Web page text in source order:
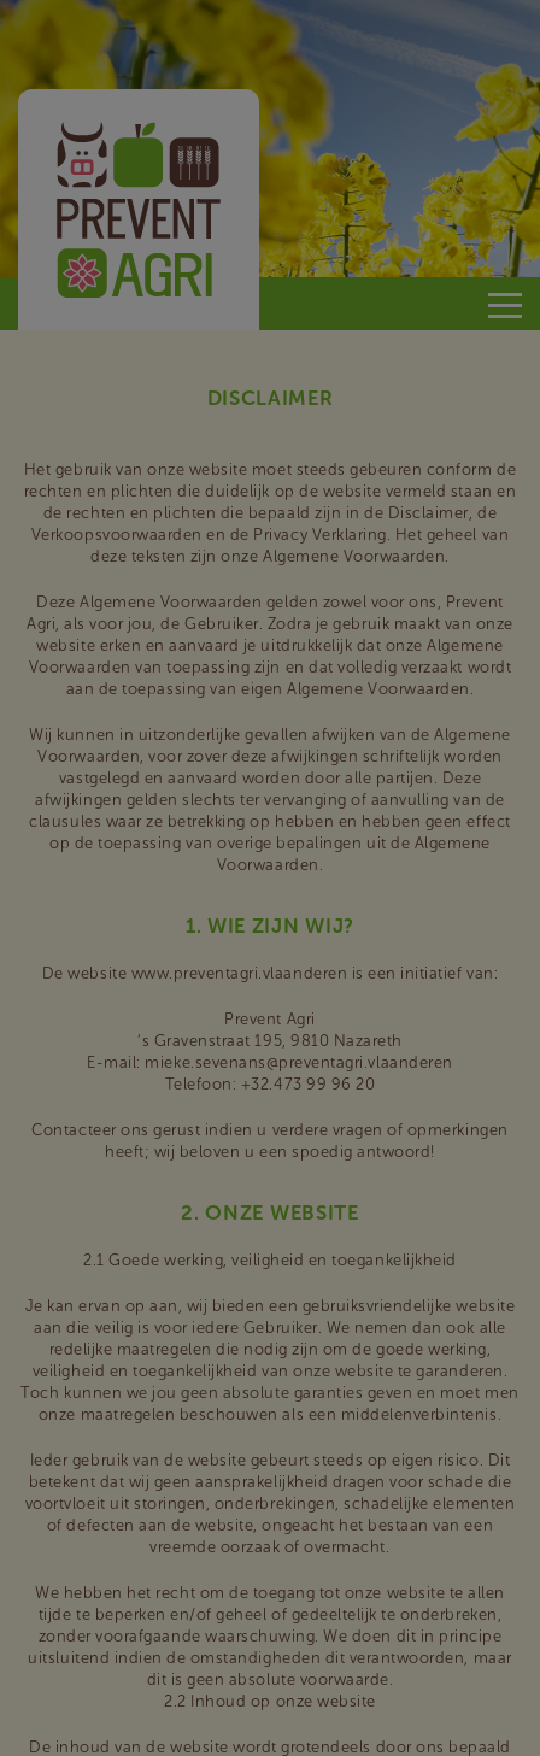
Prevent
DISCLAIMER
Het gebruik van onze website moet steeds gebeuren conform de
rechten en plichten die duidelijk op de website vermeld staan en
de rechten en plichten die bepaald zijn in de Disclaimer, de
Verkoopsvoorwaarden en de Privacy Verklaring. Het geheel van
deze teksten zijn onze Algemene Voorwaarden.
Deze Algemene Voorwaarden gelden zowel voor ons, Prevent
Agri, als voor jou, de Gebruiker. Zodra je gebruik maakt van onze
website erken en aanvaard je uitdrukkelijk dat onze Algemene
Voorwaarden van toepassing zijn en dat volledig verzaakt wordt
aan de toepassing van eigen Algemene Voorwaarden.
Wij kunnen in uitzonderlijke gevallen afwijken van de Algemene
Voorwaarden, voor zover deze afwijkingen schriftelijk worden
vastgelegd en aanvaard worden door alle partijen. Deze
afwijkingen gelden slechts ter vervanging of aanvulling van de
clausules waar ze betrekking op hebben en hebben geen effect
op de toepassing van overige bepalingen uit de Algemene
Voorwaarden.
1. WIE ZIJN WIJ?
De website www.preventagri.vlaanderen is een initiatief van:
Prevent Agri
’s Gravenstraat 195, 9810 Nazareth
E-mail: mieke.sevenans@preventagri.vlaanderen
Telefoon: +32.473 99 96 20
Contacteer ons gerust indien u verdere vragen of opmerkingen
heeft; wij beloven u een spoedig antwoord!
2. ONZE WEBSITE
2.1 Goede werking, veiligheid en toegankelijkheid
Je kan ervan op aan, wij bieden een gebruiksvriendelijke website
aan die veilig is voor iedere Gebruiker. We nemen dan ook alle
redelijke maatregelen die nodig zijn om de goede werking,
veiligheid en toegankelijkheid van onze website te garanderen.
Toch kunnen we jou geen absolute garanties geven en moet men
onze maatregelen beschouwen als een middelenverbintenis.
Ieder gebruik van de website gebeurt steeds op eigen risico. Dit
betekent dat wij geen aansprakelijkheid dragen voor schade die
voortvloeit uit storingen, onderbrekingen, schadelijke elementen
of defecten aan de website, ongeacht het bestaan van een
vreemde oorzaak of overmacht.
We hebben het recht om de toegang tot onze website te allen
tijde te beperken en/of geheel of gedeeltelijk te onderbreken,
zonder voorafgaande waarschuwing. We doen dit in principe
uitsluitend indien de omstandigheden dit verantwoorden, maar
dit is geen absolute voorwaarde.
2.2 Inhoud op onze website
De inhoud van de website wordt grotendeels door ons bepaald